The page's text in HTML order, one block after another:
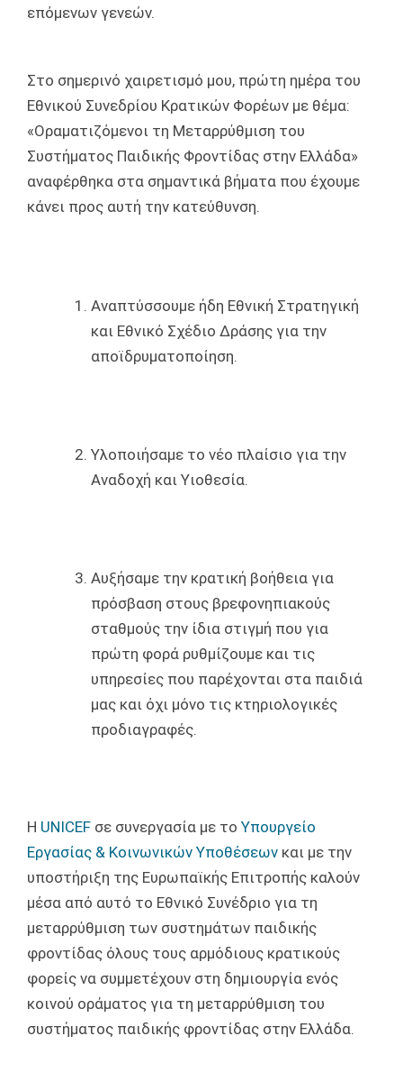
επόμενων γενεών.
Στο σημερινό χαιρετισμό μου, πρώτη ημέρα του
Εθνικού Συνεδρίου Κρατικών Φορέων με θέμα:
«Οραματιζόμενοι τη Μεταρρύθμιση του
Συστήματος Παιδικής Φροντίδας στην Ελλάδα»
αναφέρθηκα στα σημαντικά βήματα που έχουμε
κάνει προς αυτή την κατεύθυνση.
Αναπτύσσουμε ήδη Εθνική Στρατηγική
και Εθνικό Σχέδιο Δράσης για την
αποϊδρυματοποίηση.
Υλοποιήσαμε το νέο πλαίσιο για την
Αναδοχή και Υιοθεσία.
Αυξήσαμε την κρατική βοήθεια για
πρόσβαση στους βρεφονηπιακούς
σταθμούς την ίδια στιγμή που για
πρώτη φορά ρυθμίζουμε και τις
υπηρεσίες που παρέχονται στα παιδιά
μας και όχι μόνο τις κτηριολογικές
προδιαγραφές.
Η UNICEF σε συνεργασία με το Υπουργείο
Εργασίας & Κοινωνικών Υποθέσεων και με την
υποστήριξη της Ευρωπαϊκής Επιτροπής καλούν
μέσα από αυτό το Εθνικό Συνέδριο για τη
μεταρρύθμιση των συστημάτων παιδικής
φροντίδας όλους τους αρμόδιους κρατικούς
φορείς να συμμετέχουν στη δημιουργία ενός
κοινού οράματος για τη μεταρρύθμιση του
συστήματος παιδικής φροντίδας στην Ελλάδα.